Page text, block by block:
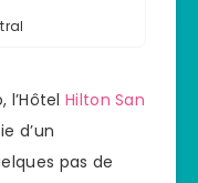
l’HôtelHilton San
d’un
pas de